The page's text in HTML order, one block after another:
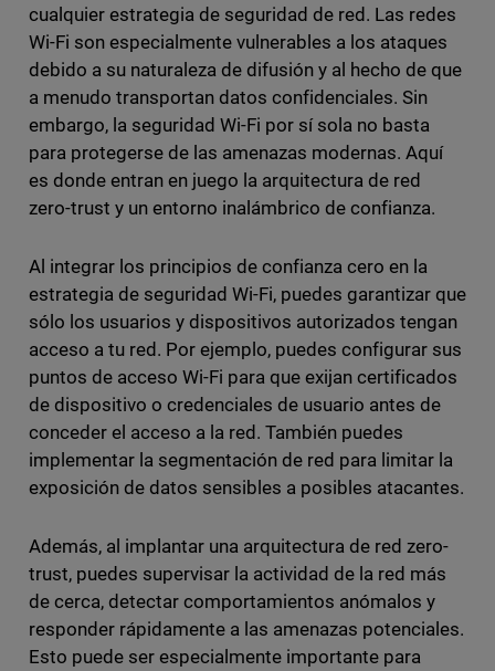
cualquier estrategia de seguridad de red. Las redes
Wi-Fi son especialmente vulnerables a los ataques
debido a su naturaleza de difusión y al hecho de que
a menudo transportan datos confidenciales. Sin
embargo, la seguridad Wi-Fi por sí sola no basta
para protegerse de las amenazas modernas. Aquí
es donde entran en juego la arquitectura de red
zero-trust y un entorno inalámbrico de confianza.
Al integrar los principios de confianza cero en la
estrategia de seguridad Wi-Fi, puedes garantizar que
sólo los usuarios y dispositivos autorizados tengan
acceso a tu red. Por ejemplo, puedes configurar sus
puntos de acceso Wi-Fi para que exijan certificados
de dispositivo o credenciales de usuario antes de
conceder el acceso a la red. También puedes
implementar la segmentación de red para limitar la
exposición de datos sensibles a posibles atacantes.
Además, al implantar una arquitectura de red zero-
trust, puedes supervisar la actividad de la red más
de cerca, detectar comportamientos anómalos y
responder rápidamente a las amenazas potenciales.
Esto puede ser especialmente importante para